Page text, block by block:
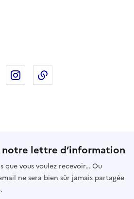
sur X
Partager sur Linkedin
Partager sur Instagram
notre lettre d’information
que vous voulez recevoir… Ou
ne sera bien sûr jamais partagée